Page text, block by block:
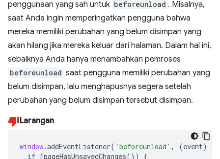
penggunaan yang sah untuk beforeunload . Misalnya,
saat Anda ingin memperingatkan pengguna bahwa
mereka memiliki perubahan yang belum disimpan yang
akan hilang jika mereka keluar dari halaman. Dalam hal ini,
sebaiknya Anda hanya menambahkan pemroses
beforeunload saat pengguna memiliki perubahan yang
belum disimpan, lalu menghapusnya segera setelah
perubahan yang belum disimpan tersebut disimpan.
Larangan
window.addEventListener( 'beforeunload' , (event)
=>
if (pageHasUnsavedChanges())
{